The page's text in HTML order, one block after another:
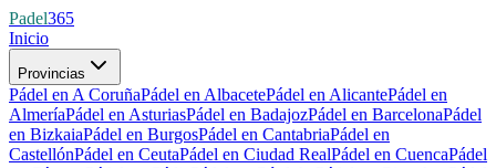
Padel365
Inicio
Provincias
Pádel en A CoruñaPádel en AlbacetePádel en AlicantePádel en
AlmeríaPádel en AsturiasPádel en BadajozPádel en BarcelonaPádel
en BizkaiaPádel en BurgosPádel en CantabriaPádel en
CastellónPádel en CeutaPádel en Ciudad RealPádel en CuencaPádel